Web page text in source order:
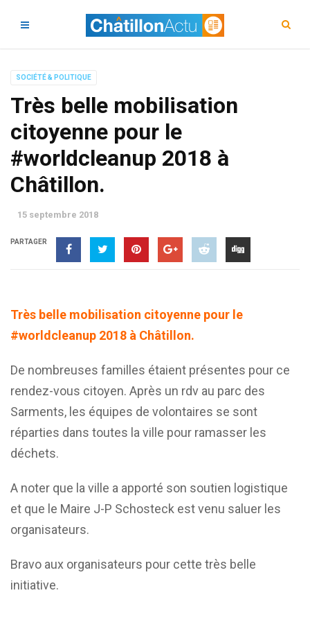
SOCIÉTÉ & POLITIQUE
Très belle mobilisation
citoyenne pour le
#worldcleanup 2018 à
Châtillon.
15 septembre 2018
PARTAGER
Très belle mobilisation citoyenne pour le
#worldcleanup 2018 à Châtillon.
De nombreuses familles étaient présentes pour ce
rendez-vous citoyen. Après un rdv au parc des
Sarments, les équipes de volontaires se sont
réparties dans toutes la ville pour ramasser les
déchets.
A noter que la ville a apporté son soutien logistique
et que le Maire J-P Schosteck est venu saluer les
organisateurs.
Bravo aux organisateurs pour cette très belle
initiative.